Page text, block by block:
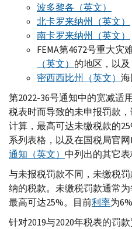
波多黎各（英文）
北卡罗来纳州（英文）
南卡罗来纳州（英文）
FEMA第4672号重大灾
（英文） 的地区，以及
密西西比州（英文）
第2022-36号通知中的宽减适
税表时而导致的未申报罚款
计算，最高可达未缴税款的
系列表格，以及在国税局官网
通知（英文） 中列出的其它表
与未报税罚款不同，未缴税
纳的税款。未缴税罚款通常
最高可达25%。目前利率为
针对2019与2020年税表的罚